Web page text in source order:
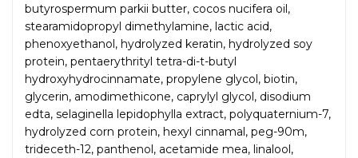
butyrospermum parkii butter, cocos nucifera oil,
stearamidopropyl dimethylamine, lactic acid,
phenoxyethanol, hydrolyzed keratin, hydrolyzed soy
protein, pentaerythrityl tetra-di-t-butyl
hydroxyhydrocinnamate, propylene glycol, biotin,
glycerin, amodimethicone, caprylyl glycol, disodium
edta, selaginella lepidophylla extract, polyquaternium-7,
hydrolyzed corn protein, hexyl cinnamal, peg-90m,
trideceth-12, panthenol, acetamide mea, linalool,